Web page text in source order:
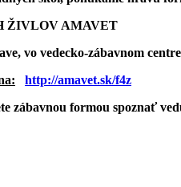
AMAVET
vo vedecko-zábavnom
http://amavet.sk/f4z
zábavnou formou spoznať